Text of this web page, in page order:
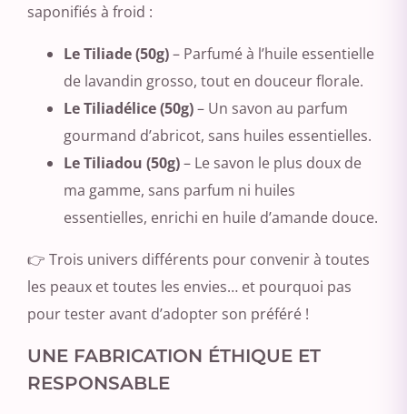
saponifiés à froid :
Le Tiliade (50g)– Parfumé à l’huile essentielle
de lavandin grosso, tout en douceur florale.
Le Tiliadélice (50g)– Un savon au parfum
gourmand d’abricot, sans huiles essentielles.
Le Tiliadou (50g)– Le savon le plus doux de
ma gamme, sans parfum ni huiles
essentielles, enrichi en huile d’amande douce.
👉 Trois univers différents pour convenir à toutes
les peaux et toutes les envies… et pourquoi pas
pour tester avant d’adopter son préféré !
UNE FABRICATION ÉTHIQUE ET
RESPONSABLE